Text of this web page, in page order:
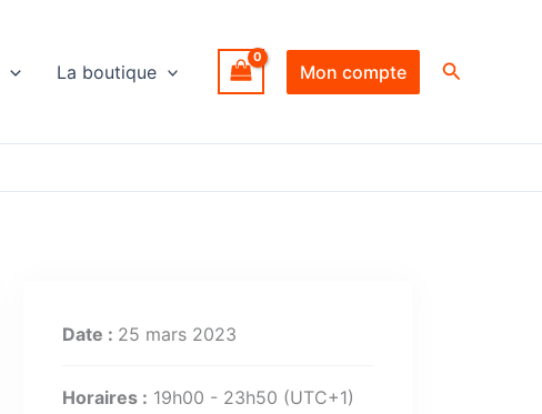
La boutique Mon compte
Date : 25 mars 2023
Horaires : 19h00 - 23h50 (UTC+1)